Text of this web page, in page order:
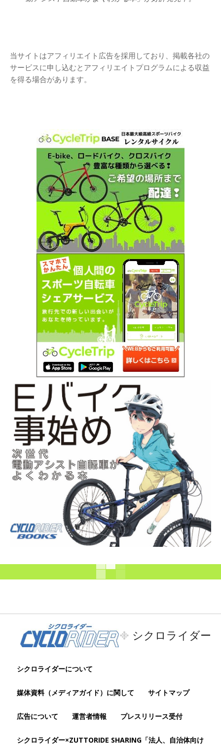
当サイトはアフィリエイト広告を採用しており、掲載各社の
サービスに申し込むとアフィリエイトプログラムによる収益
を得る場合があります。
シクロライダー
シクロライダーについて
媒体資料（メディアガイド）に関して サイトマップ
広告について 運営者情報 プレスリリース受付
シクロライダー×ZUTTORIDE SHARING「法人、自治体向け